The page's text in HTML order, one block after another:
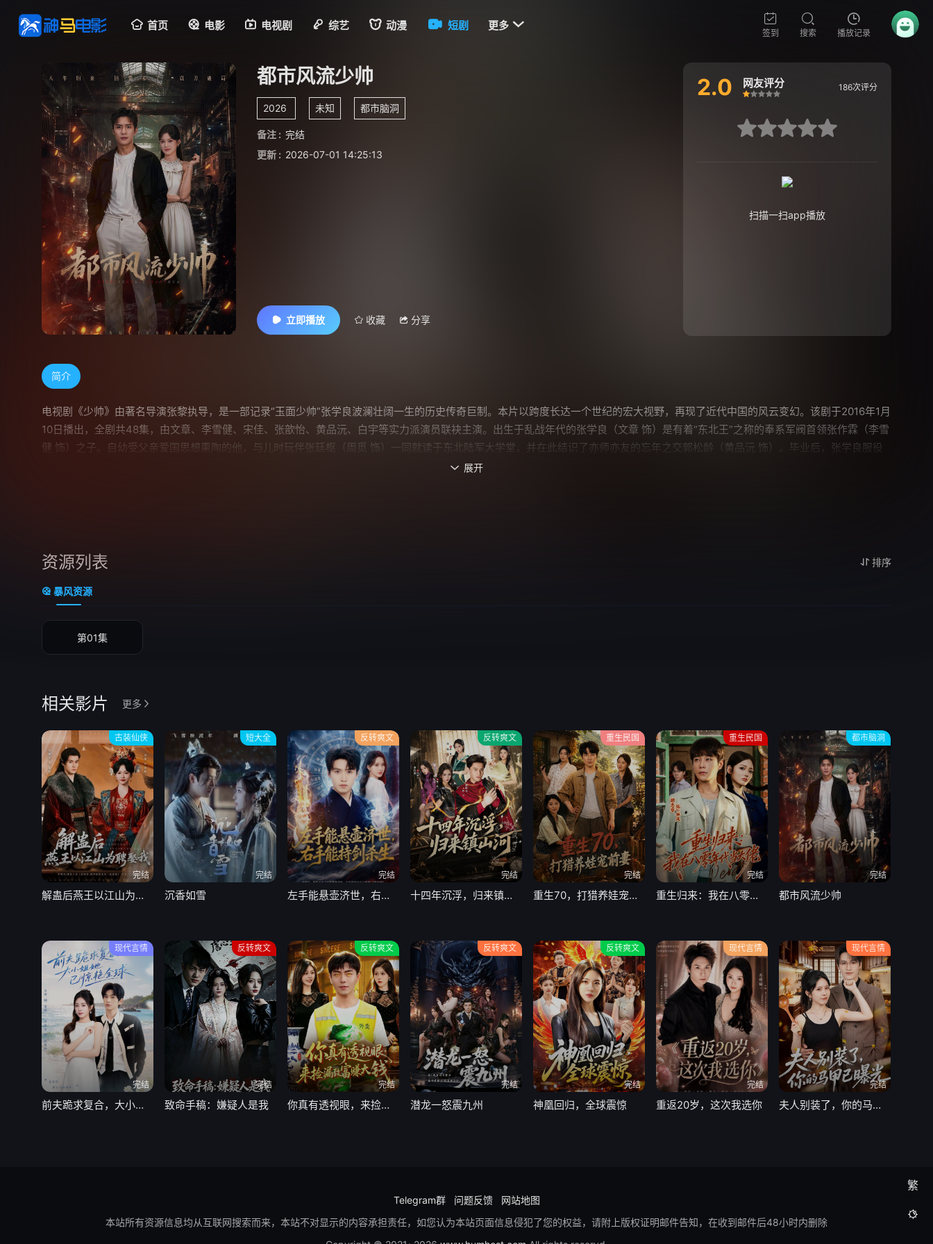
首页 电影 电视剧 综艺 动漫 短剧 更多 
签到 搜索 播放记录
都市风流少帅
2026 未知 都市脑洞
备注 : 完结
更新 : 2026-07-01 14:25:13
立即播放 收藏 分享
2.0 网友评分
很差较差还行
推荐
力荐
186次评分
较差还行推荐力荐
扫描一扫app播放
简介
电视剧《少帅》由著名导演张黎执导，是一部记录“玉面少帅”张学良波澜壮阔一生的历史传奇巨制。本片以跨度长达一个世纪的宏大视野，再现了近代中国的风云变幻。该剧于2016年1月
10日播出，全剧共48集，由文章、李雪健、宋佳、张歆怡、黄品沅、白宇等实力派演员联袂主演。出生于乱战年代的张学良（文章 饰）是有着“东北王”之称的奉系军阀首领张作霖（李雪
健 饰）之子。自幼受父亲爱国思想熏陶的他，与儿时玩伴张廷枢（周觅 饰）一同就读于东北陆军大学堂，并在此结识了亦师亦友的忘年之交郭松龄（黄品沅 饰）。毕业后，张学良服役
于父亲的军营，开启了艰苦卓绝的戎马生涯。然而，这条道路远比想象中更为崎岖。初战告捷的张学良接连遭遇人生的重大剧变——父亲张作霖不幸遇难离世，亦师亦友的郭松龄倒戈举
 展开
资源列表 排序
暴风资源
第01集
相关影片 更多
古装仙侠
完结
解蛊后燕王以江山为聘娶我
短大全
完结
沉香如雪
反转爽文
完结
左手能悬壶济世，右手能持剑杀生
反转爽文
完结
十四年沉浮，归来镇山河
重生民国
完结
重生70，打猎养娃宠前妻
重生民国
完结
重生归来：我在八零年代当大佬
都市脑洞
完结
都市风流少帅
现代言情
完结
前夫跪求复合，大小姐她已惊艳全球
反转爽文
完结
致命手稿：嫌疑人是我
反转爽文
完结
你真有透视眼，来捡漏致富赚大钱
反转爽文
完结
潜龙一怒震九州
反转爽文
完结
神凰回归，全球震惊
现代言情
完结
重返20岁，这次我选你
现代言情
完结
夫人别装了，你的马甲已曝光
繁

Telegram群 问题反馈
网站地图
本站所有资源信息均从互联网搜索而来，本站不对显示的内容承担责任，如您认为本站页面信息侵犯了您的权益，请附上版权证明邮件告知，在收到邮件后48小时内删除